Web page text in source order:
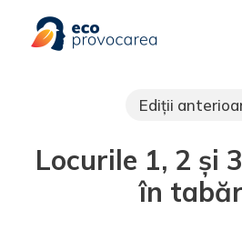
Ediții
Locurile 1, 2 și
în